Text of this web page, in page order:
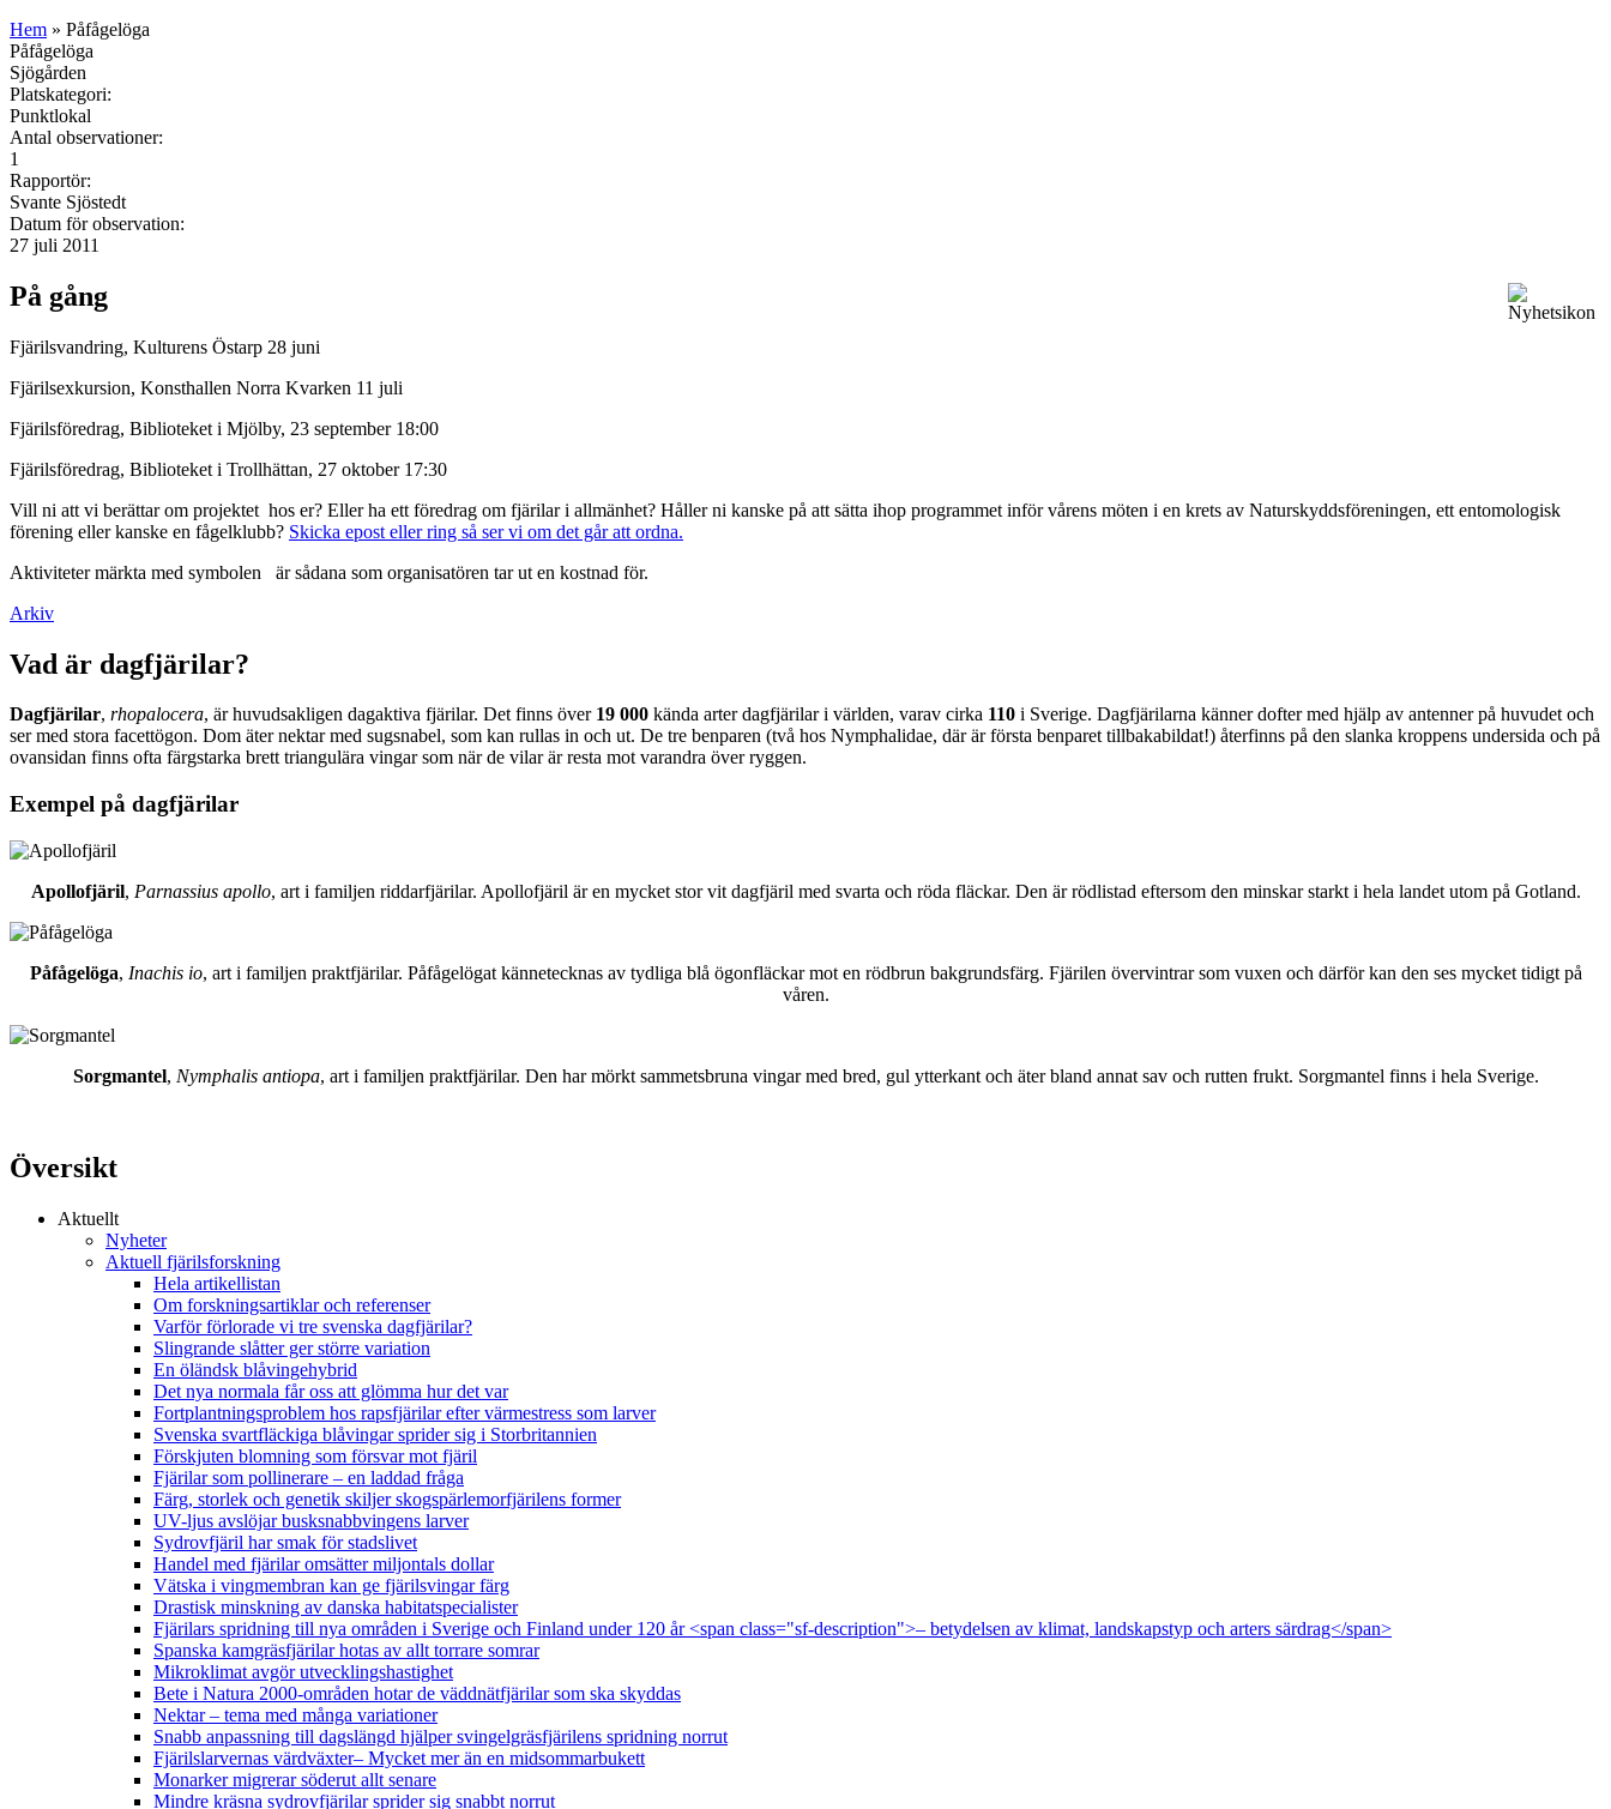
Hem » Påfågelöga
Påfågelöga
Sjögården
Platskategori:
Punktlokal
Antal observationer:
1
Rapportör:
Svante Sjöstedt
Datum för observation:
27 juli 2011
På gång
Fjärilsvandring, Kulturens Östarp 28 juni
Fjärilsexkursion, Konsthallen Norra Kvarken 11 juli
Fjärilsföredrag, Biblioteket i Mjölby, 23 september 18:00
Fjärilsföredrag, Biblioteket i Trollhättan, 27 oktober 17:30
Vill ni att vi berättar om projektet hos er? Eller ha ett föredrag om fjärilar i allmänhet? Håller ni kanske på att sätta ihop programmet inför vårens möten i en krets av Naturskyddsföreningen, ett entomologisk
förening eller kanske en fågelklubb? Skicka epost eller ring så ser vi om det går att ordna.
Aktiviteter märkta med symbolen
är sådana som organisatören tar ut en kostnad för.
Arkiv
Vad är dagfjärilar?
Dagfjärilar, rhopalocera, är huvudsakligen dagaktiva fjärilar. Det finns över 19 000 kända arter dagfjärilar i världen, varav cirka 110 i Sverige. Dagfjärilarna känner dofter med hjälp av antenner på huvudet och
ser med stora facettögon. Dom äter nektar med sugsnabel, som kan rullas in och ut. De tre benparen (två hos Nymphalidae, där är första benparet tillbakabildat!) återfinns på den slanka kroppens undersida och på
ovansidan finns ofta färgstarka brett triangulära vingar som när de vilar är resta mot varandra över ryggen.
Exempel på dagfjärilar
Apollofjäril, Parnassius apollo, art i familjen riddarfjärilar. Apollofjäril är en mycket stor vit dagfjäril med svarta och röda fläckar. Den är rödlistad eftersom den minskar starkt i hela landet utom på Gotland.
Påfågelöga, Inachis io, art i familjen praktfjärilar. Påfågelögat kännetecknas av tydliga blå ögonfläckar mot en rödbrun bakgrundsfärg. Fjärilen övervintrar som vuxen och därför kan den ses mycket tidigt på
våren.
Sorgmantel, Nymphalis antiopa, art i familjen praktfjärilar. Den har mörkt sammetsbruna vingar med bred, gul ytterkant och äter bland annat sav och rutten frukt. Sorgmantel finns i hela Sverige.
Översikt
Aktuellt
Nyheter
Aktuell fjärilsforskning
Hela artikellistan
Om forskningsartiklar och referenser
Varför förlorade vi tre svenska dagfjärilar?
Slingrande slåtter ger större variation
En öländsk blåvingehybrid
Det nya normala får oss att glömma hur det var
Fortplantningsproblem hos rapsfjärilar efter värmestress som larver
Svenska svartfläckiga blåvingar sprider sig i Storbritannien
Förskjuten blomning som försvar mot fjäril
Fjärilar som pollinerare – en laddad fråga
Färg, storlek och genetik skiljer skogspärlemorfjärilens former
UV-ljus avslöjar busksnabbvingens larver
Sydrovfjäril har smak för stadslivet
Handel med fjärilar omsätter miljontals dollar
Vätska i vingmembran kan ge fjärilsvingar färg
Drastisk minskning av danska habitatspecialister
Fjärilars spridning till nya områden i Sverige och Finland under 120 år <span class="sf-description">– betydelsen av klimat, landskapstyp och arters särdrag</span>
Spanska kamgräsfjärilar hotas av allt torrare somrar
Mikroklimat avgör utvecklingshastighet
Bete i Natura 2000-områden hotar de väddnätfjärilar som ska skyddas
Nektar – tema med många variationer
Snabb anpassning till dagslängd hjälper svingelgräsfjärilens spridning norrut
Fjärilslarvernas värdväxter– Mycket mer än en midsommarbukett
Monarker migrerar söderut allt senare
Mindre kräsna sydrovfjärilar sprider sig snabbt norrut